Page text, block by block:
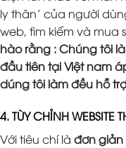
ly thân’ của người
web, tìm kiếm và mua
hào rằng : Chúng tôi
đầu tiên tại Việt nam
dúng tôi làm đều hỗ
4. TÙY CHỈNH
Với tiêu chí là đơn